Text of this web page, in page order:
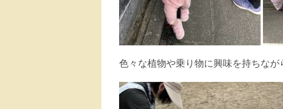
色々な植物や乗り物に興味を持ちな